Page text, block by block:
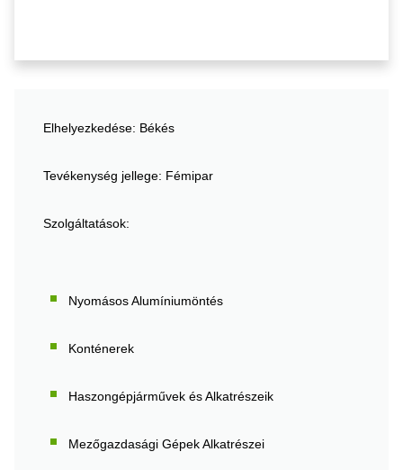
Elhelyezkedése: Békés
Tevékenység jellege: Fémipar
Szolgáltatások:
Nyomásos Alumíniumöntés
Konténerek
Haszongépjárművek és Alkatrészeik
Mezőgazdasági Gépek Alkatrészei